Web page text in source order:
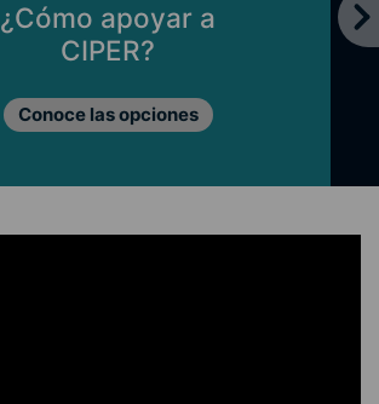
¿Cómo apoyar a
CIPER?
Conoce las opciones